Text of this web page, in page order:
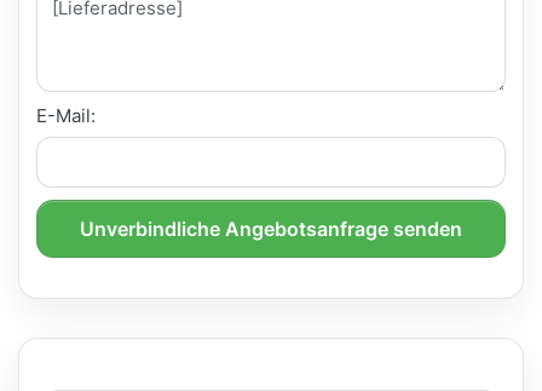
E-Mail:
Unverbindliche Angebotsanfrage senden